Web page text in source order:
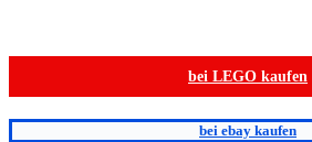
bei LEGO kaufen
bei ebay kaufen